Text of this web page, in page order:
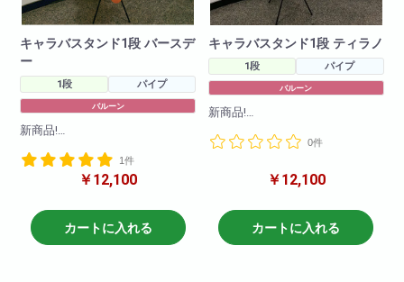
キャラバスタンド1段 バースデ
ー
1段 パイプ
バルーン
新商品!
段!様々なキャラクターバルーン
を使ってかわいらしくお作りさ
キャラクターや色目をお伝えい
ただければそのように作成させ
ていただきます!(在庫がない場合
1件
￥12,100
カートに入れる
キャラバスタンド1段 ティラノ
1段 パイプ
バルーン
新商品!
段!様々なキャラクターバルーン
せて頂きます!
ただければそのように作成させ
ていただきます!(在庫がない場合
もございますので2日前のご注文
0件
￥12,100
カートに入れる